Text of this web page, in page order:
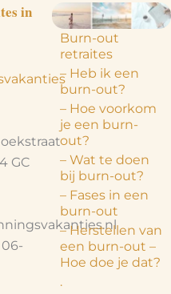
in
GC
06-
Burn-out
retraites
– Heb ik een
burn-out?
– Hoe voorkom
je een burn-
out?
– Wat te doen
bij burn-out?
– Fases in een
burn-out
– Herstellen van
een burn-out –
Hoe doe je dat?
.